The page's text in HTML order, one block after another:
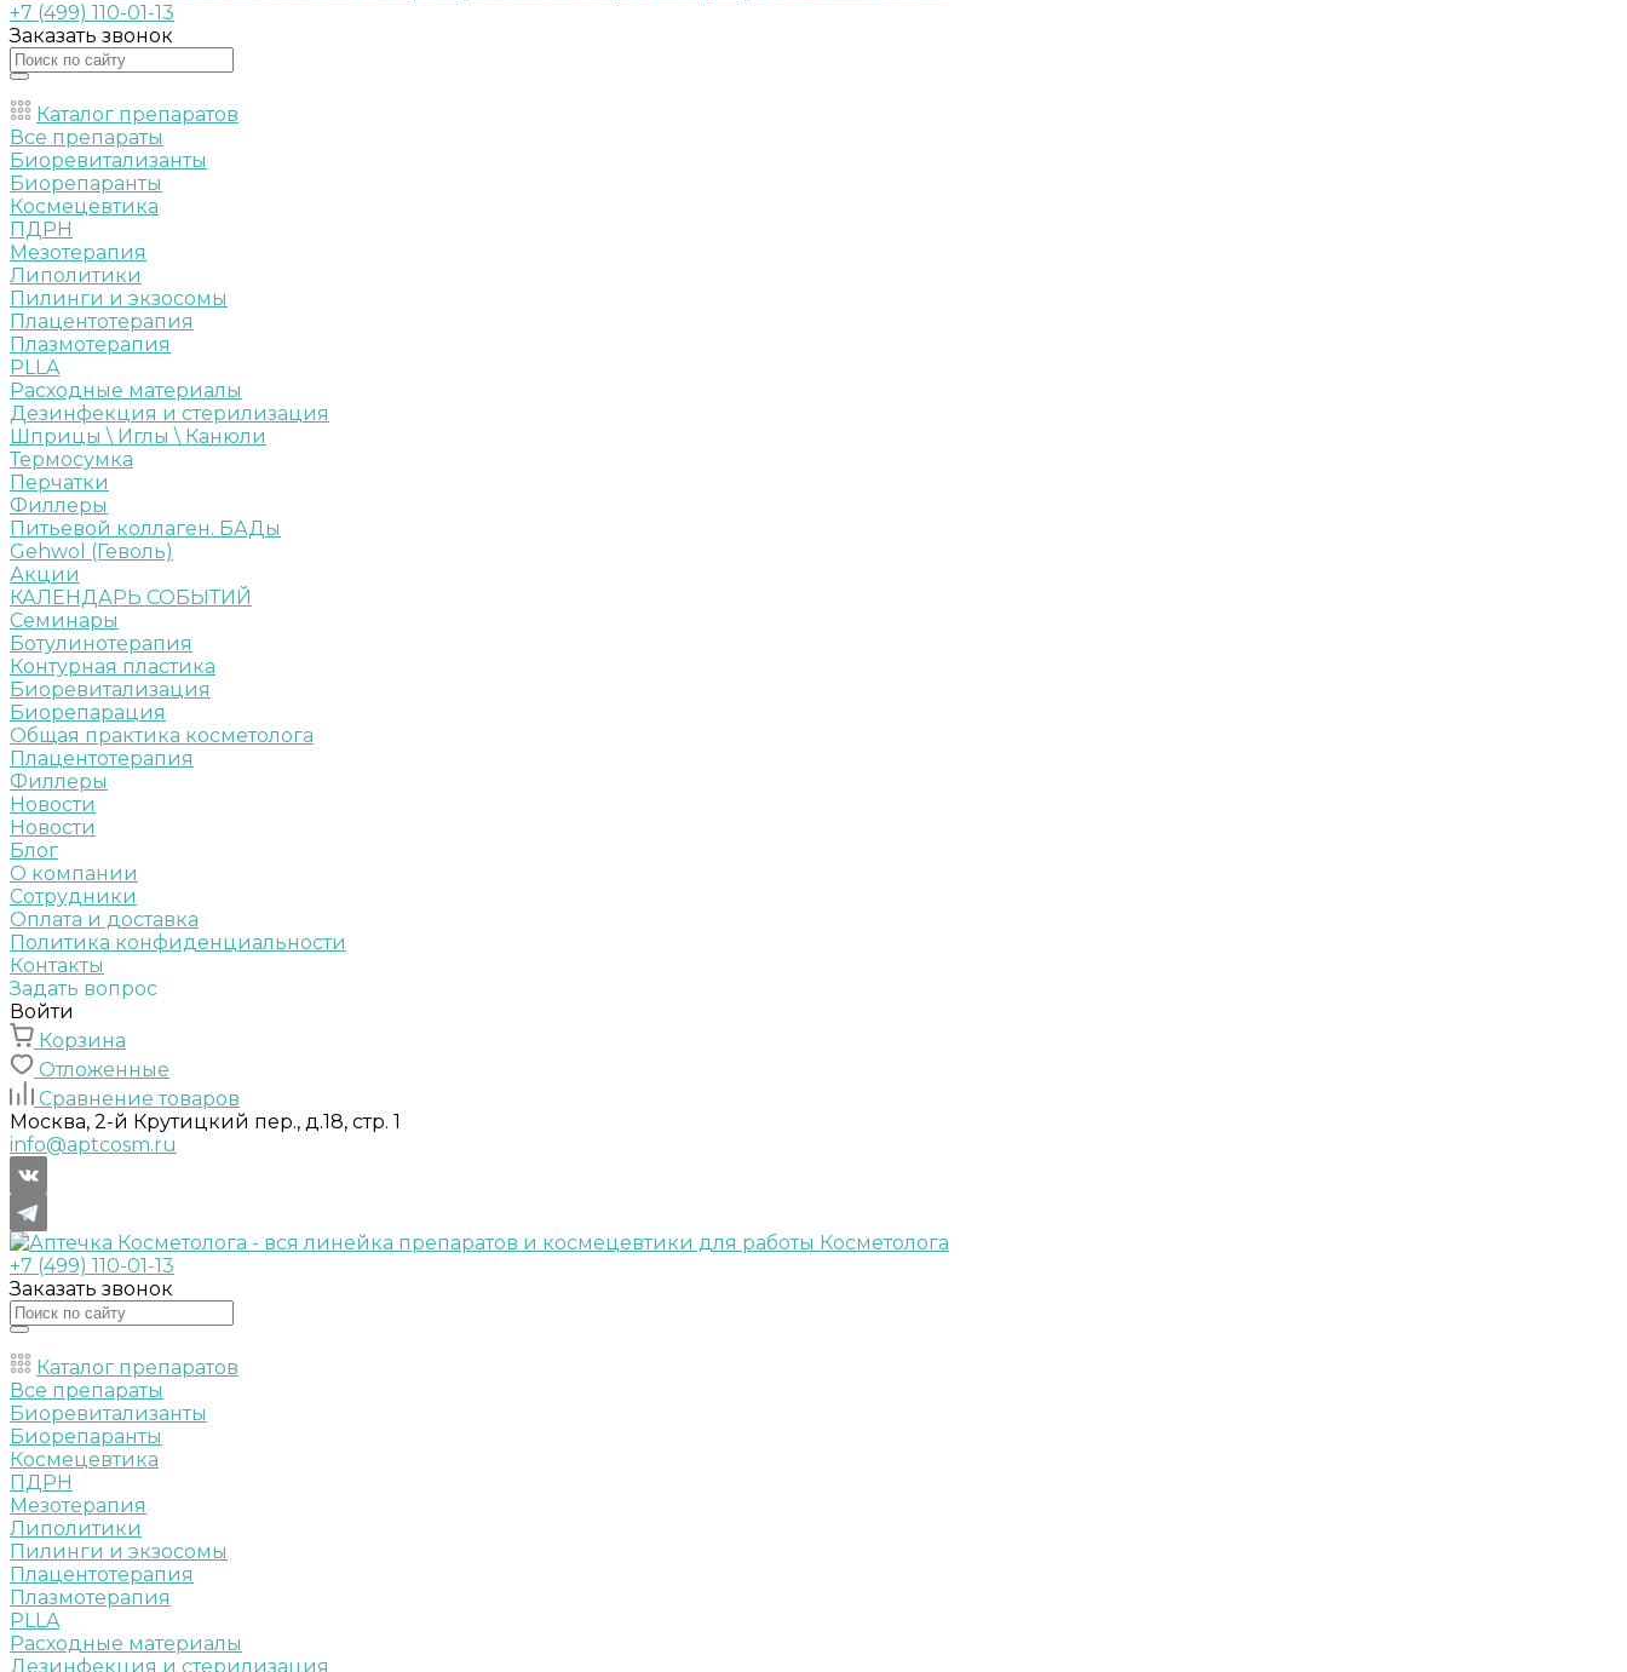
+7 (499) 110-01-13
Заказать звонок
Каталог препаратов
Все препараты
Биоревитализанты
Биорепаранты
Космецевтика
ПДРН
Мезотерапия
Липолитики
Пилинги и экзосомы
Плацентотерапия
Плазмотерапия
PLLA
Расходные материалы
Дезинфекция и стерилизация
Шприцы \ Иглы \ Канюли
Термосумка
Перчатки
Филлеры
Питьевой коллаген. БАДы
Gehwol (Геволь)
Акции
КАЛЕНДАРЬ СОБЫТИЙ
Семинары
Ботулинотерапия
Контурная пластика
Биоревитализация
Биорепарация
Общая практика косметолога
Плацентотерапия
Филлеры
Новости
Новости
Блог
О компании
Сотрудники
Оплата и доставка
Политика конфиденциальности
Контакты
Задать вопрос
Войти
Корзина
Отложенные
Сравнение товаров
Москва, 2-й Крутицкий пер., д.18, стр. 1
info@aptcosm.ru
+7 (499) 110-01-13
Заказать звонок
Каталог препаратов
Все препараты
Биоревитализанты
Биорепаранты
Космецевтика
ПДРН
Мезотерапия
Липолитики
Пилинги и экзосомы
Плацентотерапия
Плазмотерапия
PLLA
Расходные материалы
Дезинфекция и стерилизация